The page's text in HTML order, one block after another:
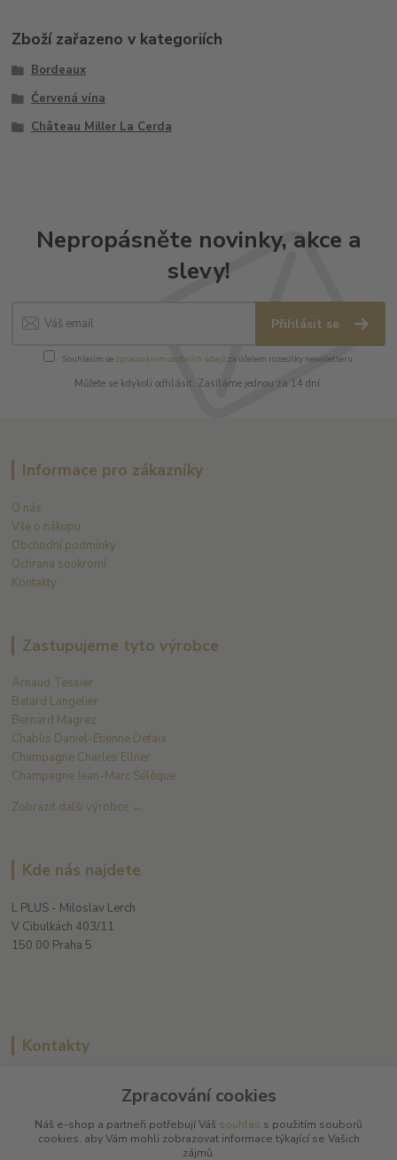
Zboží zařazeno v kategoriích
Bordeaux
Červená vína
Château Miller La Cerda
Nepropásněte novinky, akce a
slevy!
Přihlásit se
Souhlasím se zpracováním osobních údajůza účelem rozesílky newsletteru.
Můžete se kdykoli odhlásit. Zasíláme jednou za 14 dní.
Informace pro zákazníky
O nás
Vše o nákupu
Obchodní podmínky
Ochrana soukromí
Kontakty
Zastupujeme tyto výrobce
Arnaud Tessier
Batard Langelier
Bernard Magrez
Chablis Daniel-Etienne Defaix
Champagne Charles Ellner
Champagne Jean-Marc Sélèque
Zobrazit další výrobce →
Kde nás najdete
L PLUS - Miloslav Lerch
V Cibulkách 403/11
150 00 Praha 5
Kontakty
+420 608 885 840
Zpracování cookies
Náš e-shop a partneři potřebují Váš souhlas s použitím souborů
cookies, aby Vám mohli zobrazovat informace týkající se Vašich
zájmů.